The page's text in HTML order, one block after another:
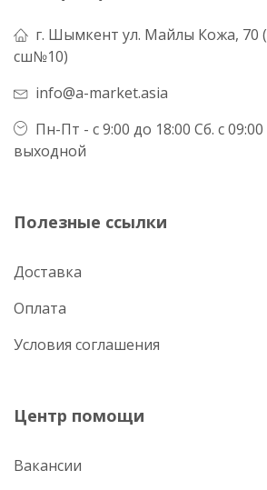
г. Шымкент ул. Майлы Кожа, 70
сш№10)
info@a-market.asia
Пн-Пт - с 9:00 до 18:00 Сб. с
выходной
Полезные ссылки
Доставка
Оплата
Условия соглашения
Центр помощи
Вакансии